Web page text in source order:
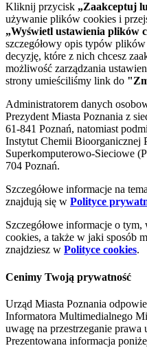
Kliknij przycisk „Zaakceptuj
używanie plików cookies i
„Wyświetl ustawienia plików
szczegółowy opis typów
decyzję, które z nich chcesz
możliwość zarządzania
strony umieściliśmy link do
Administratorem danych
Prezydent Miasta Poznania z
61-841 Poznań, natomiast
Instytut Chemii Bioorganicznej
Superkomputerowo-Sieciowe
704 Poznań.
Szczegółowe informacje na
znajdują się w Polityce
Szczegółowe informacje o
cookies, a także w jaki sposób
znajdziesz w Polityce cookies.
Cenimy Twoją prywatność
Urząd Miasta Poznania
Informatora Multimedialnego
uwagę na przestrzeganie
Prezentowana informacja